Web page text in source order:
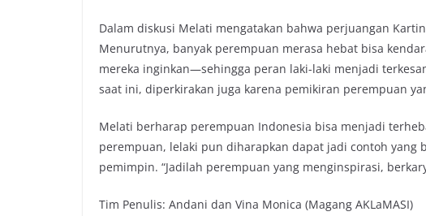
Dalam diskusi Melati mengatakan bahwa perjuangan
Menurutnya, banyak perempuan merasa hebat bisa
mereka inginkan—sehingga peran laki-laki menjadi
saat ini, diperkirakan juga karena pemikiran perempuan
Melati berharap perempuan Indonesia bisa menjadi
perempuan, lelaki pun diharapkan dapat jadi contoh
pemimpin. “Jadilah perempuan yang menginspirasi,
Tim Penulis: Andani dan Vina Monica (Magang AKLaMASI)